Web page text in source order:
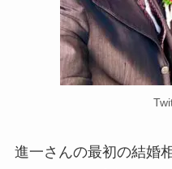
進一さんの最初の結婚